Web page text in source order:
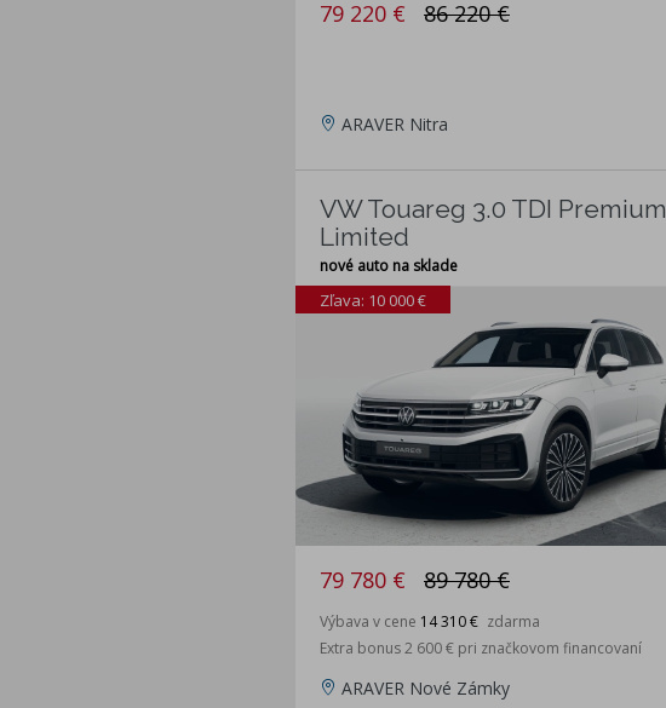
79 220 € 86 220 €
ARAVER Nitra
VW Touareg 3.0 TDI Premium
Limited
nové auto na sklade
Zľava: 10 000 €
79 780 € 89 780 €
Výbava v cene 14 310 € zdarma
Extra bonus 2 600 € pri značkovom financovaní
ARAVER Nové Zámky